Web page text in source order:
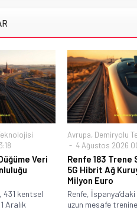
Veri
431 kentsel
Aralık
Avrupa, Demiryolu
4 Ağustos 2026
Renfe 183 Trene
5G Hibrit Ağ
Milyon Euro
Renfe, İspanya’daki
uzun mesafe